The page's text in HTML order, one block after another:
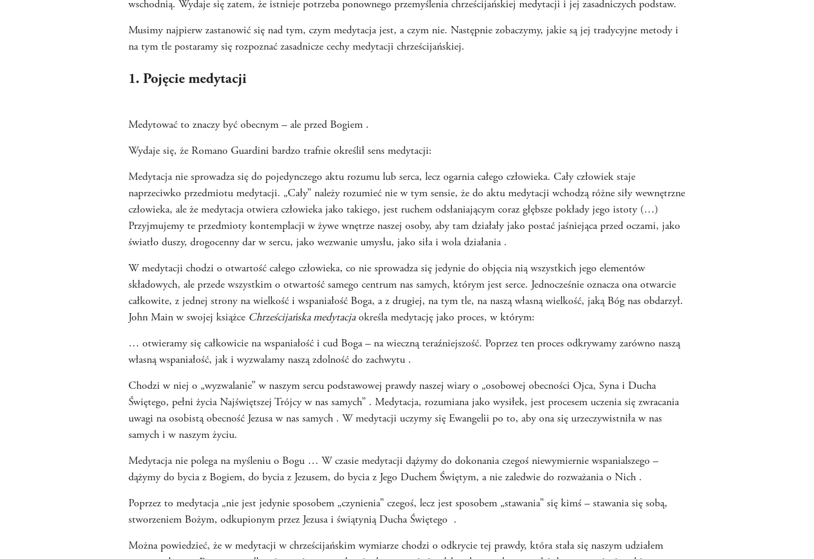
wschodnią. Wydaje się zatem, że istnieje potrzeba ponownego przemyślenia chrześcijańskiej medytacji i jej zasadniczych podstaw.
Musimy najpierw zastanowić się nad tym, czym medytacja jest, a czym nie. Następnie zobaczymy, jakie są jej tradycyjne metody i
na tym tle postaramy się rozpoznać zasadnicze cechy medytacji chrześcijańskiej.
1. Pojęcie medytacji
Medytować to znaczy być obecnym – ale przed Bogiem .
Wydaje się, że Romano Guardini bardzo trafnie określił sens medytacji:
Medytacja nie sprowadza się do pojedynczego aktu rozumu lub serca, lecz ogarnia całego człowieka. Cały człowiek staje
naprzeciwko przedmiotu medytacji. „Cały” należy rozumieć nie w tym sensie, że do aktu medytacji wchodzą różne siły wewnętrzne
człowieka, ale że medytacja otwiera człowieka jako takiego, jest ruchem odsłaniającym coraz głębsze pokłady jego istoty (…)
Przyjmujemy te przedmioty kontemplacji w żywe wnętrze naszej osoby, aby tam działały jako postać jaśniejąca przed oczami, jako
światło duszy, drogocenny dar w sercu, jako wezwanie umysłu, jako siła i wola działania .
W medytacji chodzi o otwartość całego człowieka, co nie sprowadza się jedynie do objęcia nią wszystkich jego elementów
składowych, ale przede wszystkim o otwartość samego centrum nas samych, którym jest serce. Jednocześnie oznacza ona otwarcie
całkowite, z jednej strony na wielkość i wspaniałość Boga, a z drugiej, na tym tle, na naszą własną wielkość, jaką Bóg nas obdarzył.
John Main w swojej książce Chrześcijańska medytacjaokreśla medytację jako proces, w którym:
… otwieramy się całkowicie na wspaniałość i cud Boga – na wieczną teraźniejszość. Poprzez ten proces odkrywamy zarówno naszą
własną wspaniałość, jak i wyzwalamy naszą zdolność do zachwytu .
Chodzi w niej o „wyzwalanie” w naszym sercu podstawowej prawdy naszej wiary o „osobowej obecności Ojca, Syna i Ducha
Świętego, pełni życia Najświętszej Trójcy w nas samych” . Medytacja, rozumiana jako wysiłek, jest procesem uczenia się zwracania
uwagi na osobistą obecność Jezusa w nas samych . W medytacji uczymy się Ewangelii po to, aby ona się urzeczywistniła w nas
samych i w naszym życiu.
Medytacja nie polega na myśleniu o Bogu … W czasie medytacji dążymy do dokonania czegoś niewymiernie wspanialszego –
dążymy do bycia z Bogiem, do bycia z Jezusem, do bycia z Jego Duchem Świętym, a nie zaledwie do rozważania o Nich .
Poprzez to medytacja „nie jest jedynie sposobem „czynienia” czegoś, lecz jest sposobem „stawania” się kimś – stawania się sobą,
stworzeniem Bożym, odkupionym przez Jezusa i świątynią Ducha Świętego .
Można powiedzieć, że w medytacji w chrześcijańskim wymiarze chodzi o odkrycie tej prawdy, która stała się naszym udziałem